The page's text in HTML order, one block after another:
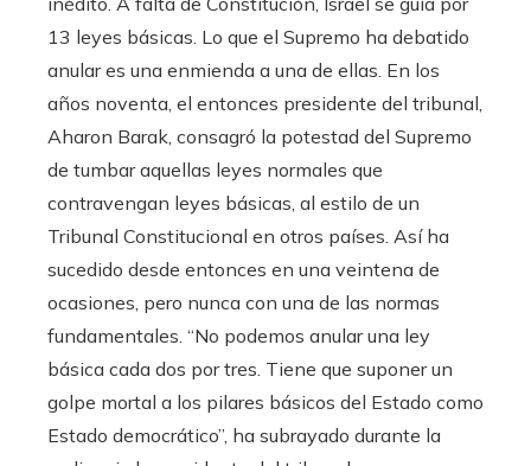
13 leyes básicas. Lo que el Supremo ha debatido
anular es una enmienda a una de ellas. En los
años noventa, el entonces presidente del tribunal,
Aharon Barak, consagró la potestad del Supremo
de tumbar aquellas leyes normales que
contravengan leyes básicas, al estilo de un
Tribunal Constitucional en otros países. Así ha
sucedido desde entonces en una veintena de
ocasiones, pero nunca con una de las normas
fundamentales. “No podemos anular una ley
básica cada dos por tres. Tiene que suponer un
golpe mortal a los pilares básicos del Estado como
Estado democrático”, ha subrayado durante la